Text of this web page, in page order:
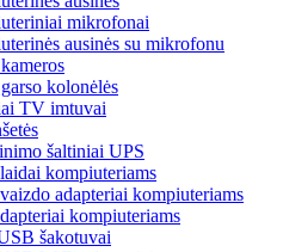
mikrofonai
ausinės su mikrofonu
kolonėlės
TV imtuvai
šaltiniai UPS
kompiuteriams
adapteriai kompiuteriams
kompiuteriams
šakotuvai